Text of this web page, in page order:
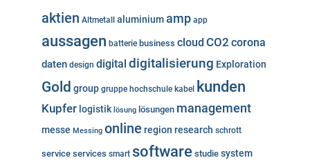
r
i
n
aktien Altmetall aluminiumamp app
aussagen batterie business cloud CO2 corona
daten design digital digitalisierung Exploration
Gold group gruppe hochschule kabel kunden
Kupfer logistik lösung lösungen management
messe Messing online region research schrott
service services smart software studie system